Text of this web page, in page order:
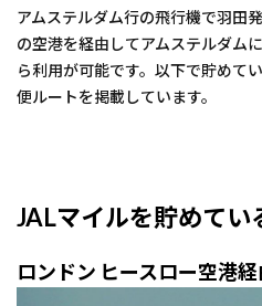
アムステルダム行の飛行機で羽田
の空港を経由してアムステルダム
ら利用が可能です。以下で貯めて
便ルートを掲載しています。
JALマイルを貯めてい
ロンドン ヒースロー空港経